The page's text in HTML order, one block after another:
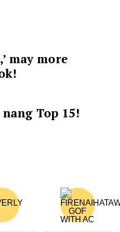
may more
nang Top 15!